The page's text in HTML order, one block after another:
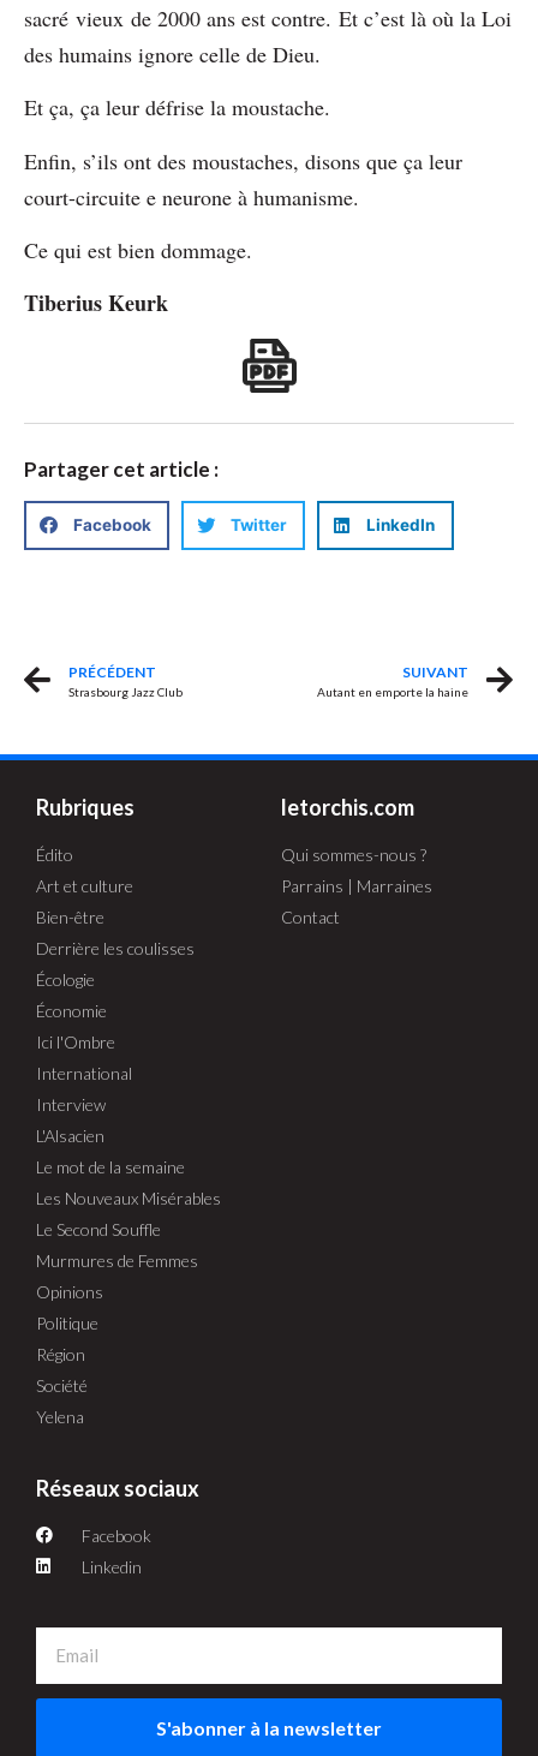
sacré vieux de 2000 ans est contre. Et c’est là où la Loi
des humains ignore celle de Dieu.
Et ça, ça leur défrise la moustache.
Enfin, s’ils ont des moustaches, disons que ça leur
court-circuite e neurone à humanisme.
Ce qui est bien dommage.
Tiberius Keurk
Partager cet article :
Facebook Twitter LinkedIn
PRÉCÉDENT
Strasbourg Jazz Club
SUIVANT
Autant en emporte la haine
Rubriques
Édito
Art et culture
Bien-être
Derrière les coulisses
Écologie
Économie
Ici l'Ombre
International
Interview
L'Alsacien
Le mot de la semaine
Les Nouveaux Misérables
Le Second Souffle
Murmures de Femmes
Opinions
Politique
Région
Société
Yelena
letorchis.com
Qui sommes-nous ?
Parrains | Marraines
Contact
Réseaux sociaux
Facebook
Linkedin
S'abonner à la newsletter